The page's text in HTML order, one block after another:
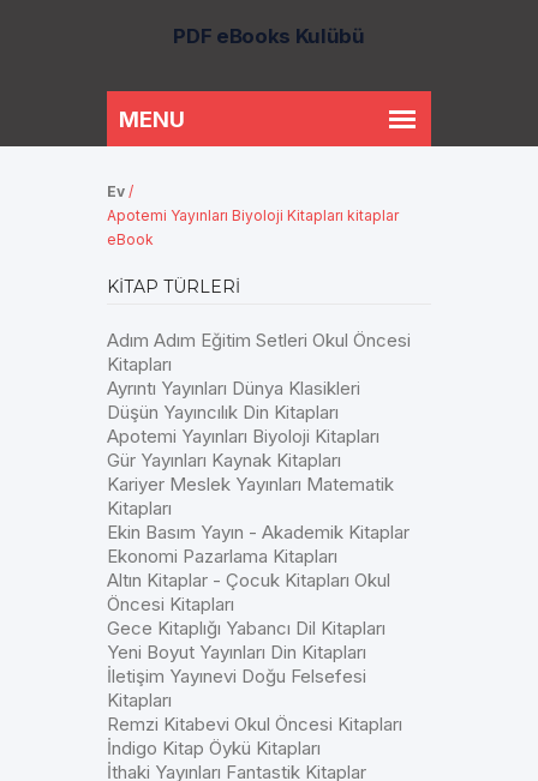
PDF eBooks Kulübü
Ev /
Apotemi Yayınları Biyoloji Kitapları kitaplar
eBook
KITAP TÜRLERI
Adım Adım Eğitim Setleri Okul Öncesi
Kitapları
Ayrıntı Yayınları Dünya Klasikleri
Düşün Yayıncılık Din Kitapları
Apotemi Yayınları Biyoloji Kitapları
Gür Yayınları Kaynak Kitapları
Kariyer Meslek Yayınları Matematik
Kitapları
Ekin Basım Yayın - Akademik Kitaplar
Ekonomi Pazarlama Kitapları
Altın Kitaplar - Çocuk Kitapları Okul
Öncesi Kitapları
Gece Kitaplığı Yabancı Dil Kitapları
Yeni Boyut Yayınları Din Kitapları
İletişim Yayınevi Doğu Felsefesi
Kitapları
Remzi Kitabevi Okul Öncesi Kitapları
İndigo Kitap Öykü Kitapları
İthaki Yayınları Fantastik Kitaplar